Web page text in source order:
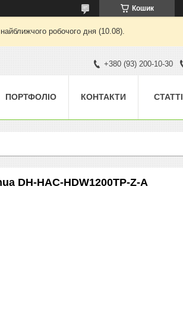
Кошик
робочого дня (10.08).
+380 (93) 200-10-30
ПОРТФОЛІО КОНТАКТИ СТАТТІ
DH-HAC-HDW1200TP-Z-A